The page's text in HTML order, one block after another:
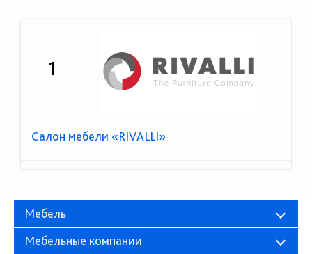
1
Салон мебели «RIVALLI»
Мебель
Мебельные компании